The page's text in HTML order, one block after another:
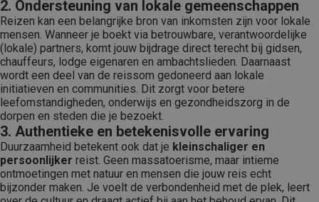
2. Ondersteuning van lokale gemeenschappen
Reizen kan een belangrijke bron van inkomsten zijn voor lokale
mensen. Wanneer je boekt via betrouwbare, verantwoordelijke
(lokale) partners, komt jouw bijdrage direct terecht bij gidsen,
chauffeurs, lodge eigenaren en ambachtslieden. Daarnaast
wordt een deel van de reissom gedoneerd aan lokale
initiatieven en communities. Dit zorgt voor betere
leefomstandigheden, onderwijs en gezondheidszorg in de
dorpen en steden die je bezoekt.
3. Authentieke en betekenisvolle ervaring
Duurzaamheid betekent ook dat je kleinschaliger en
persoonlijker reist. Geen massatoerisme, maar intieme
ontmoetingen met natuur en mensen die jouw reis echt
bijzonder maken. Je voelt de verbondenheid met de plek, leert